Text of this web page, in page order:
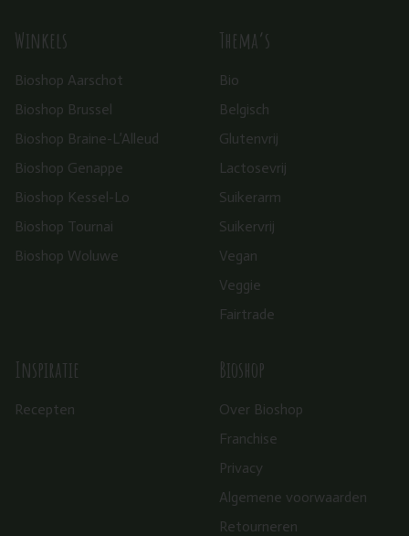
Winkels
Bioshop Aarschot
Bioshop Brussel
Bioshop Braine-L’Alleud
Bioshop Genappe
Bioshop Kessel-Lo
Bioshop Tournai
Bioshop Woluwe
Thema’s
Bio
Belgisch
Glutenvrij
Lactosevrij
Suikerarm
Suikervrij
Vegan
Veggie
Fairtrade
Inspiratie
Recepten
Bioshop
Over Bioshop
Franchise
Privacy
Algemene voorwaarden
Retourneren